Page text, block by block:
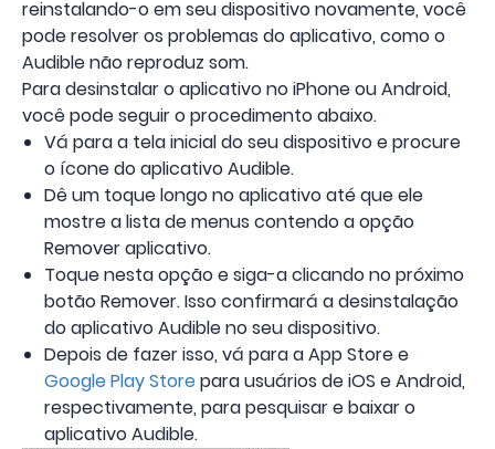
reinstalando-o em seu dispositivo novamente, você
pode resolver os problemas do aplicativo, como o
Audible não reproduz som.
Para desinstalar o aplicativo no iPhone ou Android,
você pode seguir o procedimento abaixo.
Vá para a tela inicial do seu dispositivo e procure
o ícone do aplicativo Audible.
Dê um toque longo no aplicativo até que ele
mostre a lista de menus contendo a opção
Remover aplicativo.
Toque nesta opção e siga-a clicando no próximo
botão Remover. Isso confirmará a desinstalação
do aplicativo Audible no seu dispositivo.
Depois de fazer isso, vá para a App Store e
Google Play Storepara usuários de iOS e Android,
respectivamente, para pesquisar e baixar o
aplicativo Audible.